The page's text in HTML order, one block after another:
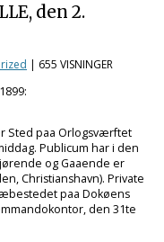
den 2.
| 655 VISNINGER
Sted paa Orlogsværftet
Publicum har i den
og Gaaende er
Christianshavn). Private
paa Dokøens
den 31te